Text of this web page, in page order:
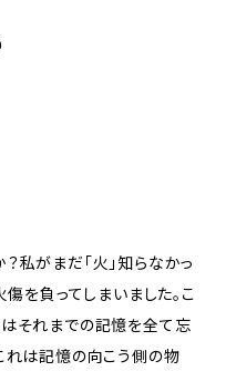
私がまだ「火」知らなかっ
傷を負ってしまいました。こ
それまでの記憶を全て忘
れは記憶の向こう側の物